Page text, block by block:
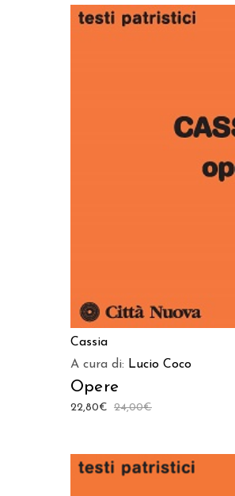
AGGIUNGI AL CARRELLO
Cassia
A cura di: Lucio Coco
Opere
24,00€
22,80€